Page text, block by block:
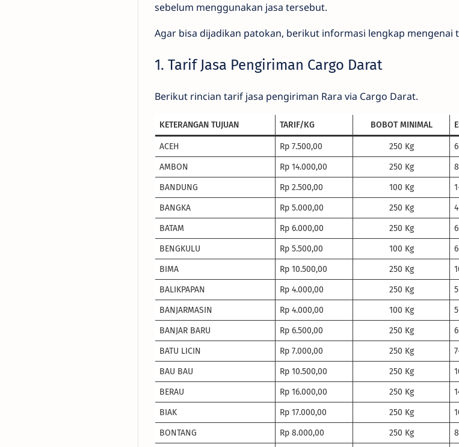
sebelum menggunakan jasa tersebut.
Agar bisa dijadikan patokan, berikut informasi lengkap mengenai
1. Tarif Jasa Pengiriman Cargo Darat
Berikut rincian tarif jasa pengiriman Rara via Cargo Darat.
KETERANGAN TUJUAN TARIF/KG BOBOT MINIMAL
ACEH Rp 7.500,00 250 Kg
AMBON
Rp 14.000,00 250 Kg
BANDUNG
Rp 2.500,00 100 Kg
BANGKA
Rp 5.000,00 250 Kg
BATAM
Rp 6.000,00 250 Kg
BENGKULU
Rp 5.500,00 100 Kg
BIMA
Rp 10.500,00 250 Kg
BALIKPAPAN
Rp 4.000,00 250 Kg
BANJARMASIN
Rp 4.000,00 100 Kg
BANJAR BARU
Rp 6.500,00 250 Kg
BATU LICIN
Rp 7.000,00 250 Kg
BAU BAU
Rp 10.500,00 250 Kg
BERAU
Rp 16.000,00 250 Kg
BIAK
Rp 17.000,00 250 Kg
BONTANG
Rp 8.000,00 250 Kg